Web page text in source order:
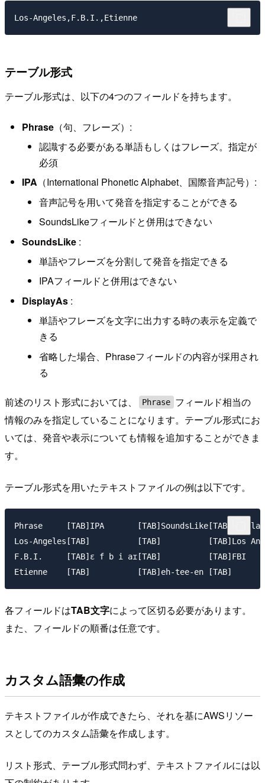
テーブル形式
テーブル形式は、以下の4つのフィールドを持ちます。
Phrase（句、フレーズ）:
認識する必要がある単語もしくはフレーズ。指定が
必須
IPA （International Phonetic Alphabet、国際音声記号）:
音声記号を用いて発音を指定することができる
SoundsLikeフィールドと併用はできない
SoundsLike:
単語やフレーズを分割して発音を指定できる
IPAフィールドと併用はできない
DisplayAs:
単語やフレーズを文字に出力する時の表示を定義で
きる
省略した場合、Phraseフィールドの内容が採用され
る
前述のリスト形式においては、 Phrase フィールド相当の
情報のみを指定していることになります。テーブル形式にお
いては、発音や表示についても情報を追加することができま
す。
テーブル形式を用いたテキストファイルの例は以下です。
Phrase     [TAB]IPA
Los-Angeles[TAB]          [TAB]          [TAB]Los
F.B.I.     [TAB]ɛ f b i aɪ[TAB]          [TAB]FBI
各フィールドはTAB文字によって区切る必要があります。
また、フィールドの順番は任意です。
カスタム語彙の作成
テキストファイルが作成できたら、それを基にAWSリソー
スとしてのカスタム語彙を作成します。
リスト形式、テーブル形式問わず、テキストファイルには以